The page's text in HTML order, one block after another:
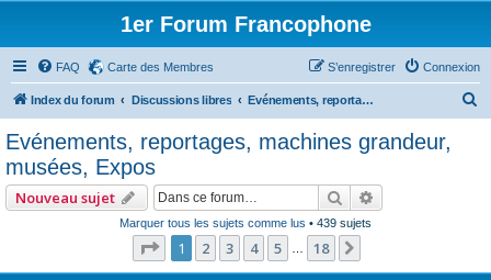
1er Forum Francophone
FAQ Carte des Membres Connexion
S’enregistrer
Index du forum Discussions libres Evénements, reportages, machines grandeur, musées, Expos
Evénements, reportages, machines grandeur,
musées, Expos
Nouveau sujet Rechercher
Marquer tous les sujets comme lus • 439 sujets
Page 1sur
1 2 3 4 5 18